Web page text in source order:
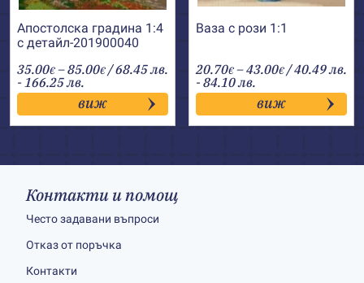
Апостолска градина 1:4
с детайл-201900040
35.00€ –85.00€Price
range:
35.00€
through
85.00€
/ 68.45 лв.
- 166.25 лв.
виж
Ваза с рози 1:1
20.70€ –43.00€Price
range:
20.70€
through
43.00€
/ 40.49 лв.
- 84.10 лв.
виж
Контакти и помощ
Често задавани въпроси
Отказ от поръчка
Контакти